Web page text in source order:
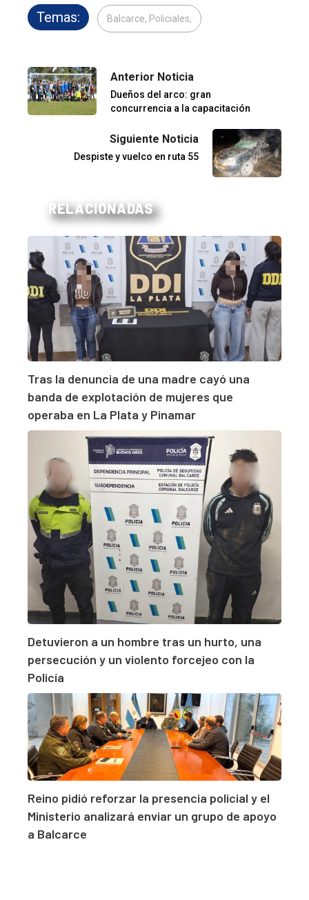
Temas: Balcarce, Policiales,
Anterior Noticia
Dueños del arco: gran
concurrencia a la capacitación
Siguiente Noticia
Despiste y vuelco en ruta 55
RELACIONADAS
Tras la denuncia de una madre cayó una
banda de explotación de mujeres que
operaba en La Plata y Pinamar
Detuvieron a un hombre tras un hurto, una
persecución y un violento forcejeo con la
Policía
Reino pidió reforzar la presencia policial y el
Ministerio analizará enviar un grupo de apoyo
a Balcarce